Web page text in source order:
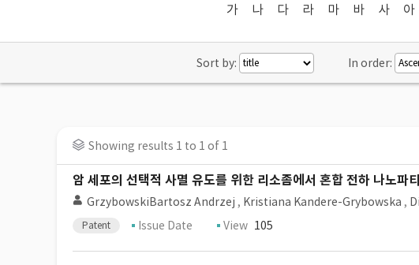
가 나 다 라 마 바 사 아
Sort by: In order:
Showing results 1 to 1 of 1
암 세포의 선택적 사멸 유도를 위한 리소좀에서 혼합 전하 나노파
GrzybowskiBartosz Andrzej , Kristiana Kandere-Grybowska ,
Patent Issue Date View 105